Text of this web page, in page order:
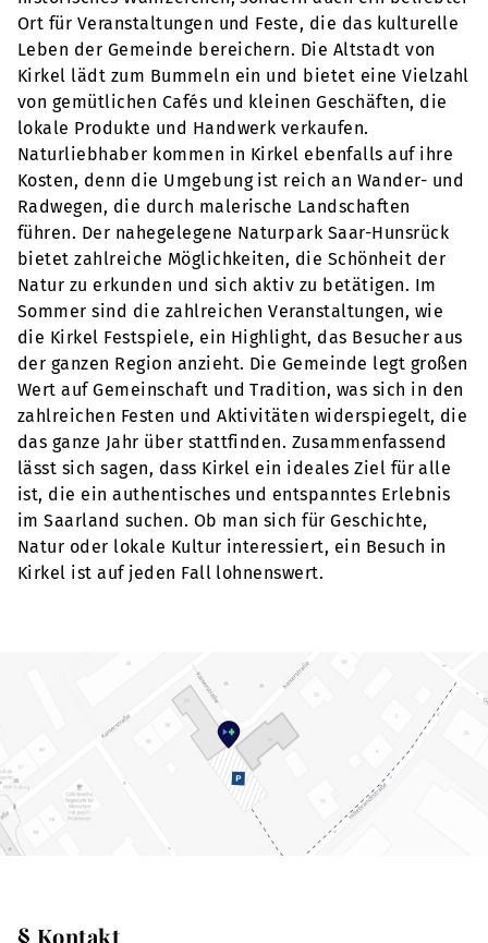
Ort für Veranstaltungen und Feste, die das kulturelle
Leben der Gemeinde bereichern. Die Altstadt von
Kirkel lädt zum Bummeln ein und bietet eine Vielzahl
von gemütlichen Cafés und kleinen Geschäften, die
lokale Produkte und Handwerk verkaufen.
Naturliebhaber kommen in Kirkel ebenfalls auf ihre
Kosten, denn die Umgebung ist reich an Wander- und
Radwegen, die durch malerische Landschaften
führen. Der nahegelegene Naturpark Saar-Hunsrück
bietet zahlreiche Möglichkeiten, die Schönheit der
Natur zu erkunden und sich aktiv zu betätigen. Im
Sommer sind die zahlreichen Veranstaltungen, wie
die Kirkel Festspiele, ein Highlight, das Besucher aus
der ganzen Region anzieht. Die Gemeinde legt großen
Wert auf Gemeinschaft und Tradition, was sich in den
zahlreichen Festen und Aktivitäten widerspiegelt, die
das ganze Jahr über stattfinden. Zusammenfassend
lässt sich sagen, dass Kirkel ein ideales Ziel für alle
ist, die ein authentisches und entspanntes Erlebnis
im Saarland suchen. Ob man sich für Geschichte,
Natur oder lokale Kultur interessiert, ein Besuch in
Kirkel ist auf jeden Fall lohnenswert.
§ Kontakt